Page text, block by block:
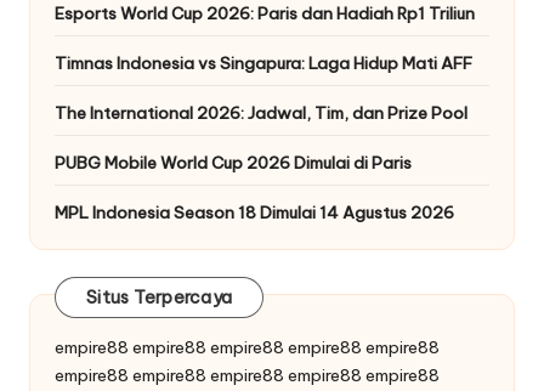
Esports World Cup 2026: Paris dan Hadiah Rp1 Triliun
Timnas Indonesia vs Singapura: Laga Hidup Mati AFF
The International 2026: Jadwal, Tim, dan Prize Pool
PUBG Mobile World Cup 2026 Dimulai di Paris
MPL Indonesia Season 18 Dimulai 14 Agustus 2026
Situs Terpercaya
empire88 empire88 empire88 empire88 empire88
empire88 empire88 empire88 empire88 empire88